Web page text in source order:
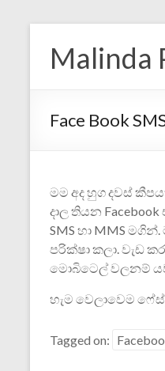
Malinda
Face Book
මම අද හුග දවස්
දාල තියන
SMS හා MMS
පරික්ෂා කලා. වැඩ
මොබිටෙල් වලනම්
හැම වෙලාවෙම
Tagged on: